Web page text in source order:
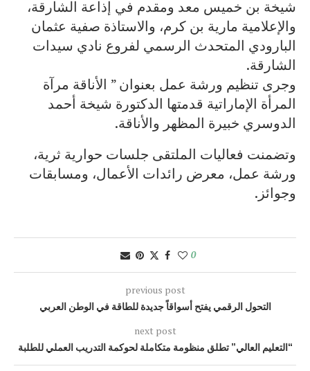
شيخة بن خميس معد ومقدم في إذاعة الشارقة،
والإعلامية مارية بن كرم، والاستاذة صفية عثمان
البارودي المتحدث الرسمي لفروع نادي سيدات
الشارقة.
وجرى تنظيم ورشة عمل بعنوان ” الأناقة مرآة
المرأة الإماراتية قدمتها الدكتورة شيخة أحمد
الدوسري خبيرة المظهر والأناقة.
وتضمنت فعاليات الملتقى جلسات حوارية ثرية،
ورشة عمل، معرض رائدات الأعمال، ومسابقات
وجوائز.
0
previous post
التحول الرقمي يفتح أسواقاً جديدة للطاقة في الوطن العربي
next post
“التعليم العالي” تطلق منظومة متكاملة لحوكمة التدريب العملي للطلبة